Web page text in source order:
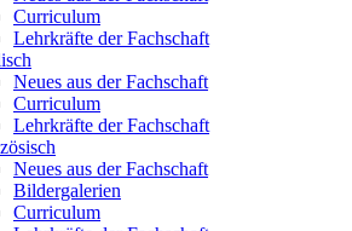
Curriculum
Lehrkräfte der Fachschaft
Neues aus der Fachschaft
Curriculum
Lehrkräfte der Fachschaft
Neues aus der Fachschaft
Bildergalerien
Curriculum